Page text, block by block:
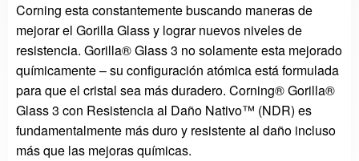
Corning esta constantemente buscando maneras de
mejorar el Gorilla Glass y lograr nuevos niveles de
resistencia. Gorilla® Glass 3 no solamente esta mejorado
químicamente – su configuración atómica está formulada
para que el cristal sea más duradero. Corning® Gorilla®
Glass 3 con Resistencia al Daño Nativo™ (NDR) es
fundamentalmente más duro y resistente al daño incluso
más que las mejoras químicas.